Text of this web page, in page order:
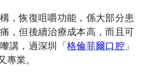
，恢復咀嚼功能，係大部分患
，但後續治療成本高，而且可
講，過深圳「格倫菲爾口腔 」
專業。